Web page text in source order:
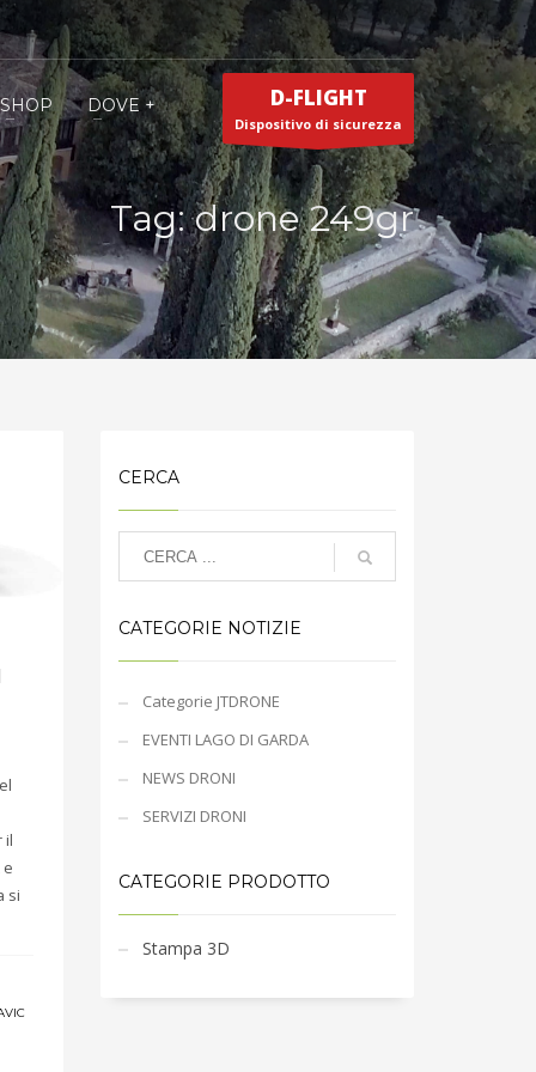
SHOP DOVE + D-FLIGHT
Dispositivo di sicurezza
Tag: drone 249gr
il
si
CERCA
CATEGORIE NOTIZIE
Categorie JTDRONE
EVENTI LAGO DI GARDA
NEWS DRONI
SERVIZI DRONI
CATEGORIE PRODOTTO
Stampa 3D